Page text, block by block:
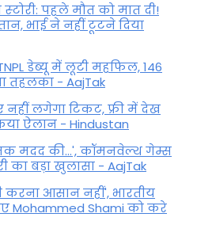
पहले मौत को मात दी!
भाई ने नहीं टूटने दिया
डेब्यू में लूटी महफिल, 146
तहलका - AajTak
लगेगा टिकट, फ्री में देख
ऐलान - Hindustan
मदद की...', कॉमनवेल्थ गेम्स
का बड़ा खुलासा - AajTak
करना आसान नहीं', भारतीय
Mohammed Shami को करे